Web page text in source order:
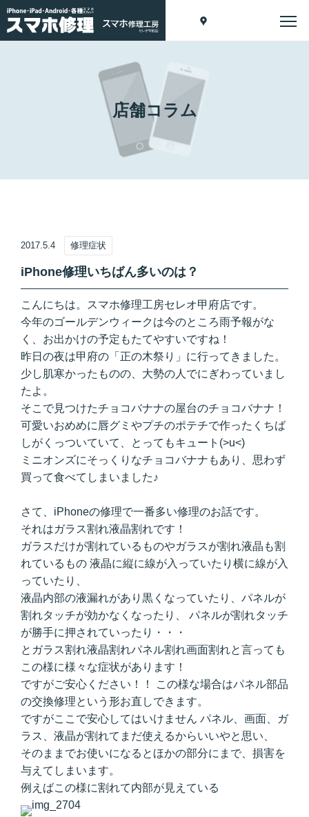
店舗コラム
2017.5.4 修理症状
iPhone修理いちばん多いのは？
こんにちは。スマホ修理工房セレオ甲府店です。
今年のゴールデンウィークは今のところ雨予報がな
く、お出かけの予定もたてやすいですね！
昨日の夜は甲府の「正の木祭り」に行ってきました。
少し肌寒かったものの、大勢の人でにぎわっていまし
たよ。
そこで見つけたチョコバナナの屋台のチョコバナナ！
可愛いおめめに唇グミやプチのポテチで作ったくちば
しがくっついていて、とってもキュート(>u<)
ミニオンズにそっくりなチョコバナナもあり、思わず
買って食べてしまいました♪
さて、iPhoneの修理で一番多い修理のお話です。
それはガラス割れ液晶割れです！
ガラスだけが割れているものやガラスが割れ液晶も割
れているもの 液晶に縦に線が入っていたり横に線が入
っていたり、
液晶内部の液漏れがあり黒くなっていたり、パネルが
割れタッチが効かなくなったり、 パネルが割れタッチ
が勝手に押されていったり・・・
とガラス割れ液晶割れパネル割れ画面割れと言っても
この様に様々な症状があります！
ですがご安心ください！！ この様な場合はパネル部品
の交換修理という形お直しできます。
ですがここで安心してはいけません パネル、画面、ガ
ラス、液晶が割れてまだ使えるからいいやと思い、
そのままでお使いになるとほかの部分にまで、損害を
与えてしまいます。
例えばこの様に割れて内部が見えている